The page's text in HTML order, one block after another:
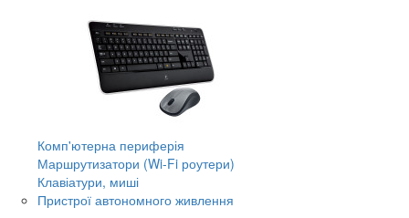
Комп'ютерна периферія
Маршрутизатори (Wi-Fi роутери)
Клавіатури, миші
Пристрої автономного живлення